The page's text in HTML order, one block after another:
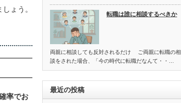
ょう。
率でお
転職は誰に相談するべきか
両親に相談しても反対されるだけ ご両親に転職の相
談をされた場合、「今の時代に転職だなんて・・…
最近の投稿